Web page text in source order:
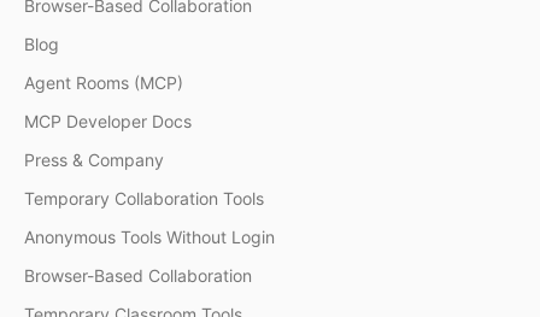
Browser-Based Collaboration
Blog
Agent Rooms (MCP)
MCP Developer Docs
Press & Company
Temporary Collaboration Tools
Anonymous Tools Without Login
Browser-Based Collaboration